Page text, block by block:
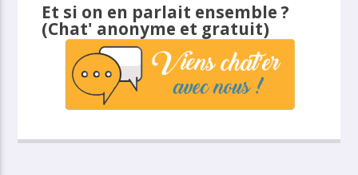
Et si on en parlait ensemble ?
(Chat' anonyme et gratuit)